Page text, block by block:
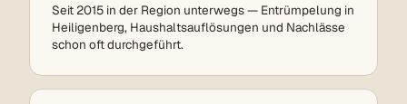
Seit 2015 in der Region unterwegs — Entrümpelung in
Heiligenberg, Haushaltsauflösungen und Nachlässe
schon oft durchgeführt.